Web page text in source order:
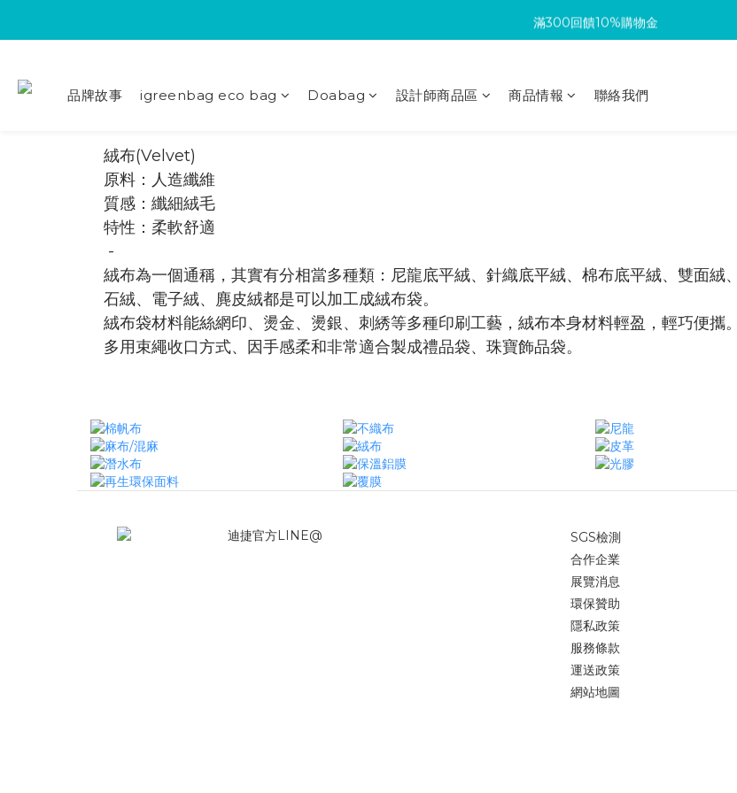
滿300回饋10%購物金
滿300回饋10%購物金
加入成為新會員 馬上領取50元購物金
品牌故事 igreenbag eco bag Doabag 設計師商品區 商品情報 聯絡我們
絨布(Velvet)
原料：人造纖維
質感：纖細絨毛
​特性：柔軟舒適
-
絨布為一個通稱，其實有分相當多種類：尼龍底平絨、針織底平絨、棉布底平絨、雙面絨
石絨、電子絨、麂皮絨都是可以加工成絨布袋。
絨布袋材料能絲網印、燙金、燙銀、刺綉等多種印刷工藝，絨布本身材料輕盈，輕巧便攜。
多用束繩收口方式、因手感柔和非常適合製成禮品袋、珠寶飾品袋。
SGS檢測
合作企業
展覽消息
環保贊助
隱私政策
服務條款
運送政策
網站地圖